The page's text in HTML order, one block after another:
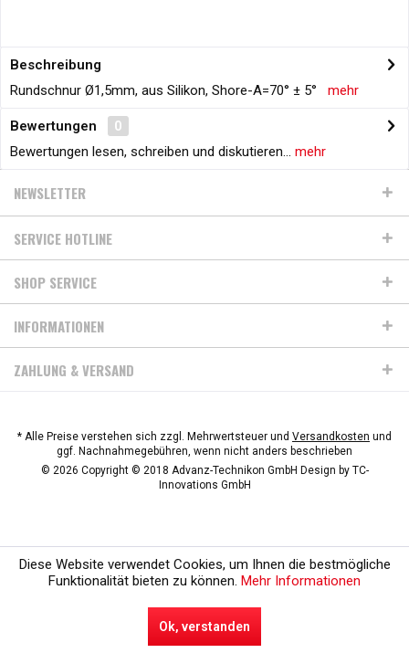
Beschreibung
Rundschnur Ø1,5mm, aus Silikon, Shore-A=70° ± 5° mehr
Bewertungen
0
Bewertungen lesen, schreiben und diskutieren... mehr
NEWSLETTER
SERVICE HOTLINE
SHOP SERVICE
INFORMATIONEN
ZAHLUNG & VERSAND
* Alle Preise verstehen sich zzgl. Mehrwertsteuer und Versandkosten und
ggf. Nachnahmegebühren, wenn nicht anders beschrieben
© 2026 Copyright © 2018 Advanz-Technikon GmbH Design by TC-
Innovations GmbH
Diese Website verwendet Cookies, um Ihnen die bestmögliche
Funktionalität bieten zu können. Mehr Informationen
Ok, verstanden